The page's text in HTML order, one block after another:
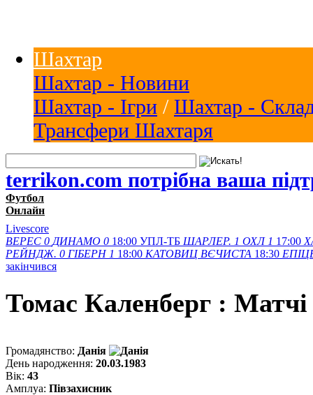
Шахтар
Шахтар - Новини
Шахтар - Ігри / Шахтар -
Трансфери Шахтаря
terrikon.com потрібна ваша
Футбол
Онлайн
Livescore
ВЕРЕС 0 ДИНАМО 0 18:00 УПЛ-ТБ ШАРЛЕР. 1 ОХЛ 1 17:00
РЕЙНДЖ. 0 ГІБЕРН 1 18:00 КАТОВИЦ ВЄЧИСТА 18:30
закінчився
Томас Каленберг : Матчi
Громадянство: Данія
День народження: 20.03.1983
Вік: 43
Амплуа: Півзахисник